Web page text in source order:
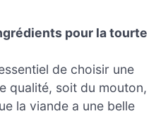
pour la tourte
de choisir une
qualité, soit du mouton,
la viande a une belle